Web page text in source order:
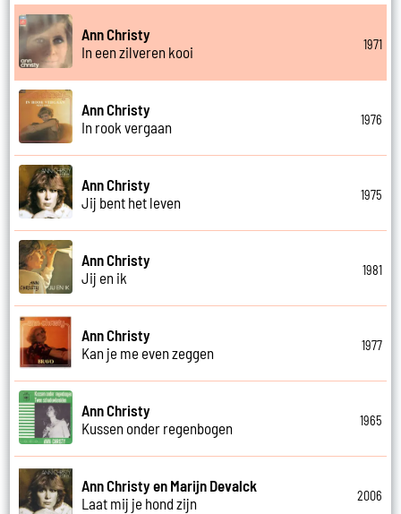
Ann Christy
In een zilveren kooi
1971
Ann Christy
In rook vergaan
1976
Ann Christy
Jij bent het leven
1975
Ann Christy
Jij en ik
1981
Ann Christy
Kan je me even zeggen
1977
Ann Christy
Kussen onder regenbogen
1965
Ann Christy en Marijn Devalck
Laat mij je hond zijn
2006